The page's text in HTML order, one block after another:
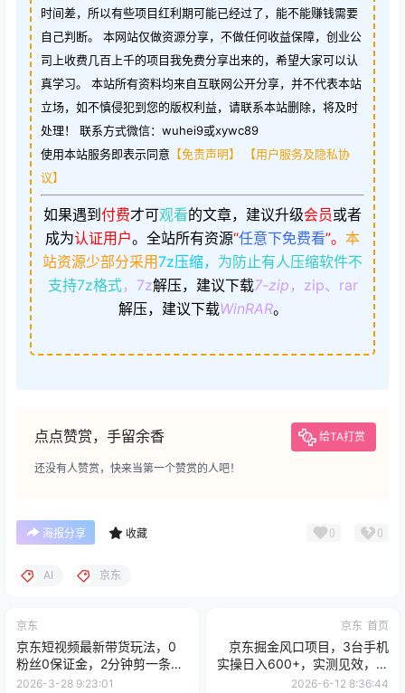
时间差，所以有些项目红利期可能已经过了，能不能赚钱需要
自己判断。 本网站仅做资源分享，不做任何收益保障，创业公
司上收费几百上千的项目我免费分享出来的，希望大家可以认
真学习。 本站所有资料均来自互联网公开分享，并不代表本站
立场，如不慎侵犯到您的版权利益，请联系本站删除，将及时
处理！ 联系方式微信：wuhei9或xywc89
使用本站服务即表示同意 【免责声明】
【用户服务及隐私协
议】
如果遇到付费才可观看的文章，建议升级会员或者
成为认证用户。 全站所有资源“任意下免费看”。 本
站资源少部分采用7z压缩， 为防止有人压缩软件不
支持7z格式，7z解压，建议下载7-zip ，zip、rar
解压，建议下载WinRAR。
点点赞赏，手留余香 给TA打赏
还没有人赞赏，快来当第一个赞赏的人吧！
海报分享 收藏 0 0
AI 京东
京东
京东短视频最新带货玩法，0
粉丝0保证金，2分钟剪一条爆
款，新手也能日入1k+
2026-3-28 9:23:01
京东 首页
京东掘金风口项目，3台手机
实操日入600+，实测见效，最
新教程
2026-6-12 8:36:44